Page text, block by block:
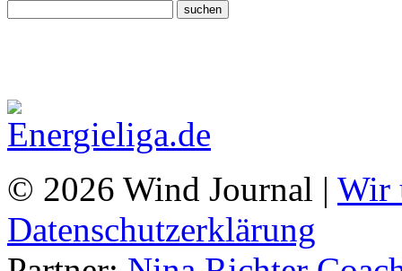
© 2026 Wind Journal | Wir
Datenschutzerklärung